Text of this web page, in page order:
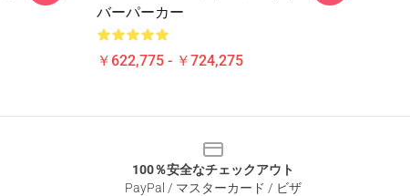
バーパーカー
￥622,775 - ￥724,275
100％安全なチェックアウト
PayPal / マスターカード / ビザ